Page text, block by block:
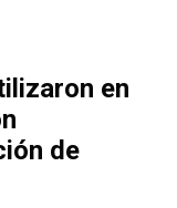
en
de